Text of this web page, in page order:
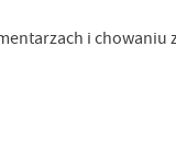
i chowaniu